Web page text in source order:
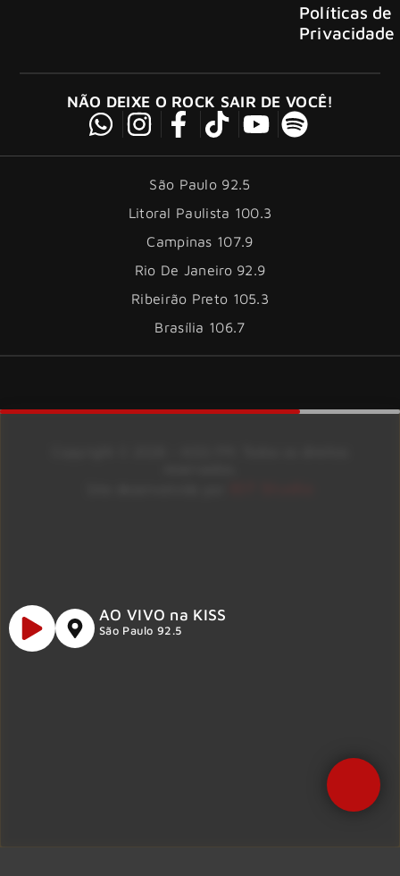
Políticas de
Privacidade
NÃO DEIXE O ROCK SAIR DE VOCÊ!
São Paulo 92.5
Litoral Paulista 100.3
Campinas 107.9
Rio De Janeiro 92.9
Ribeirão Preto 105.3
Brasília 106.7
AO VIVO na KISS
São Paulo 92.5